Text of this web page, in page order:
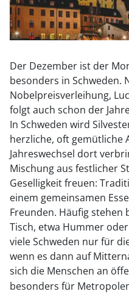
Der Dezember ist der
besonders in Schweden.
Nobelpreisverleihung,
folgt auch schon der
In Schweden wird
herzliche, oft gemütliche
Jahreswechsel dort
Mischung aus festlicher
Geselligkeit freuen:
einem gemeinsamen
Freunden. Häufig stehen
Tisch, etwa Hummer
viele Schweden nur für
wenn es dann auf
sich die Menschen an
besonders für